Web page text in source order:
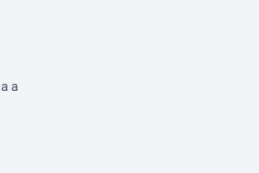
a